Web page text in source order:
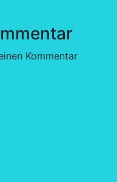
Kommentar